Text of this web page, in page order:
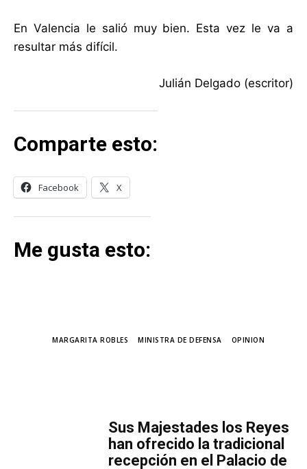
​Sus Majestades los Reyes
han ofrecido la tradicional
recepción en el Palacio de
En Valencia le salió muy bien. Esta vez le va a
resultar más difícil.
Julián Delgado (escritor)
Comparte esto:
Facebook X
Me gusta esto:
MARGARITA ROBLES MINISTRA DE DEFENSA OPINION